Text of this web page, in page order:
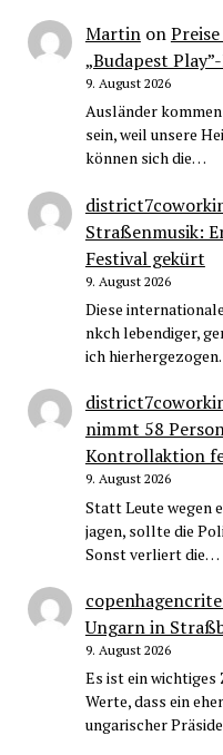
Martinon
„Budapest
9. August 2026
Ausländer
sein, weil unsere
können sich die…
Straßenmusik:
Festival gekürt
9. August 2026
Diese
nkch lebendiger,
ich
nimmt 58
Kontrollaktion
9. August 2026
Statt Leute wegen
jagen, sollte die
Sonst verliert die…
Ungarn in
9. August 2026
Es ist ein wichtiges
Werte, dass ein
ungarischer